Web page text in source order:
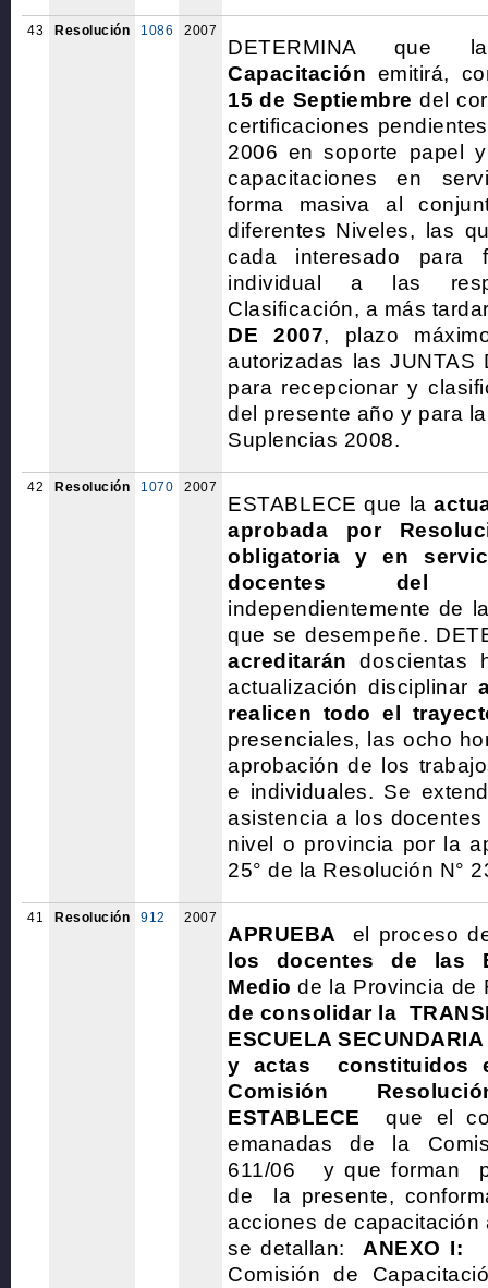
43 Resolución 1086 2007
DETERMINA
Capacitación emitirá,
15 de Septiembre del
certificaciones
2006 en soporte papel
capacitaciones en
forma masiva al
diferentes Niveles, las
cada interesado para
individual a las
Clasificación, a más
DE 2007, plazo
autorizadas las JUNTAS
para recepcionar y
del presente año y para
Suplencias 2008.
42 Resolución 1070 2007
ESTABLECE que la
aprobada por
obligatoria y en
docentes del
independientemente de
que se desempeñe.
acreditarán doscientas
actualización disciplinar
realicen todo el
presenciales, las ocho
aprobación de los
e individuales. Se
asistencia a los
nivel o provincia por la
25° de la Resolución N°
41 Resolución 912 2007
APRUEBA
el proceso
los docentes de las
Medio de la Provincia de
de consolidar la
ESCUELA
y actas constituidos
Comisión
ESTABLECE que el
emanadas de la
611/06 y que forman
de la presente,
acciones de capacitación
se detallan: ANEXO I:
Comisión de